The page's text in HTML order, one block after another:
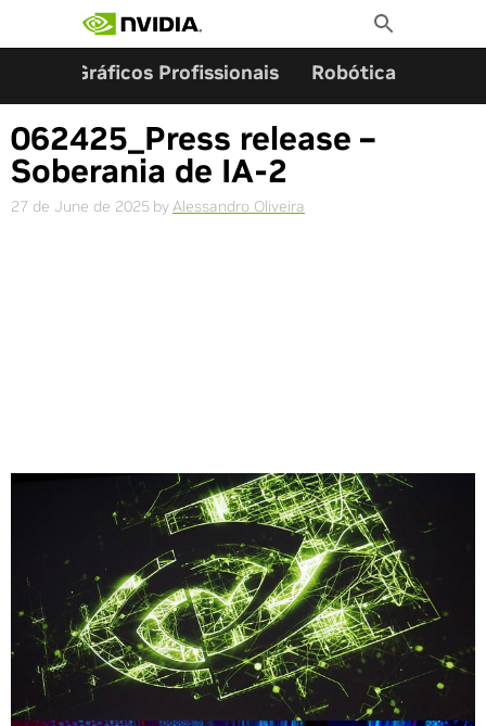
Toggle
Search
Gráficos Profissionais Robótica
062425_Press release –
Soberania de IA-2
27 de June de 2025 by Alessandro Oliveira